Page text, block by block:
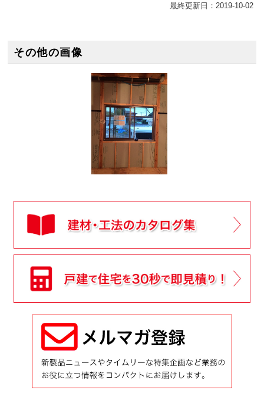
最終更新日：2019-10-02
その他の画像